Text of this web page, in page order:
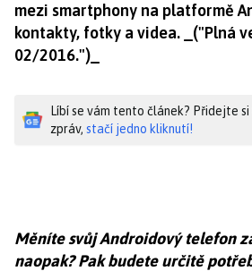
mezi smartphony na platformě
kontakty, fotky a videa. _("Plná
02/2016.")_
Líbí se vám tento článek? Přidejte si
zpráv, stačí jedno kliknutí!
Měníte svůj Androidový telefon
naopak? Pak budete určitě